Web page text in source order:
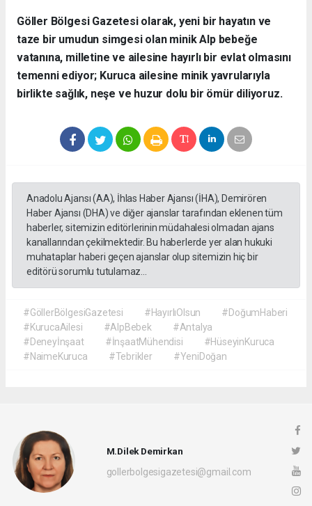
​Göller Bölgesi Gazetesi olarak, yeni bir hayatın ve
taze bir umudun simgesi olan minik Alp bebeğe
vatanına, milletine ve ailesine hayırlı bir evlat olmasını
temenni ediyor; Kuruca ailesine minik yavrularıyla
birlikte sağlık, neşe ve huzur dolu bir ömür diliyoruz.
Anadolu Ajansı (AA), İhlas Haber Ajansı (İHA), Demirören
Haber Ajansı (DHA) ve diğer ajanslar tarafından eklenen tüm
haberler, sitemizin editörlerinin müdahalesi olmadan ajans
kanallarından çekilmektedir. Bu haberlerde yer alan hukuki
muhataplar haberi geçen ajanslar olup sitemizin hiç bir
editörü sorumlu tutulamaz...
#GöllerBölgesiGazetesi #HayırlıOlsun
#DoğumHaberi
#KurucaAilesi
#AlpBebek
#Antalya
#Deneyİnşaat
#İnşaatMühendisi
#HüseyinKuruca
#NaimeKuruca
#Tebrikler #YeniDoğan
M.Dilek Demirkan
gollerbolgesigazetesi@gmail.com